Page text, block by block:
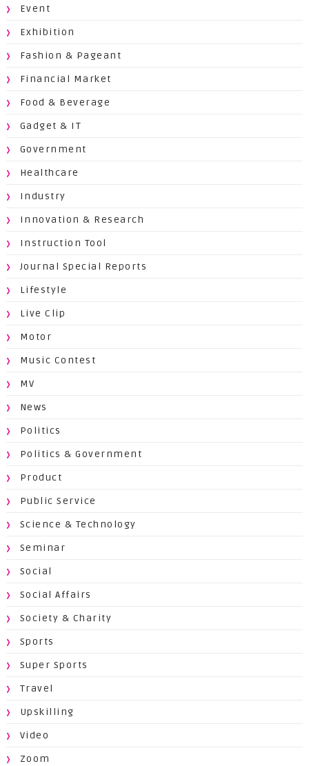
Event
Exhibition
Fashion & Pageant
Financial Market
Food & Beverage
Gadget & IT
Government
Healthcare
Industry
Innovation & Research
Instruction Tool
Journal Special Reports
Lifestyle
Live Clip
Motor
Music Contest
MV
News
Politics
Politics & Government
Product
Public Service
Science & Technology
Seminar
Social
Social Affairs
Society & Charity
Sports
Super Sports
Travel
Upskilling
Video
Zoom